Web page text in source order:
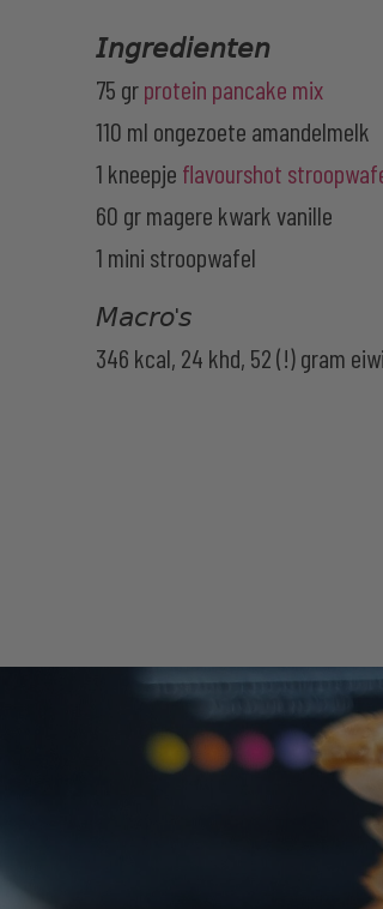
𝘐𝘯𝘨𝘳𝘦𝘥𝘪𝘦𝘯𝘵𝘦𝘯
75 grprotein pancake mix
110 ml ongezoete amandelmelk
1 kneepje flavourshot
60 gr magere kwark vanille
1 mini stroopwafel
𝘔𝘢𝘤𝘳𝘰'𝘴
346 kcal, 24 khd, 52 (!) gram